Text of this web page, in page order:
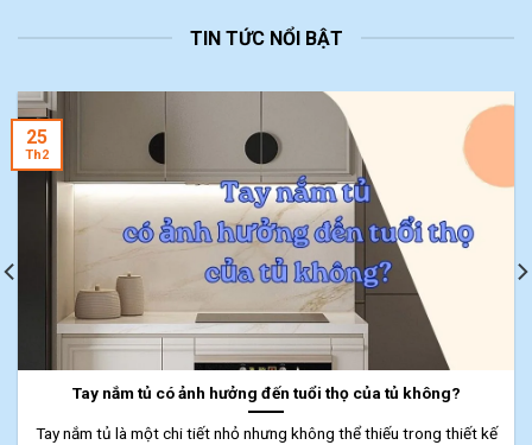
TIN TỨC NỔI BẬT
Tay nắm tủ có ảnh hưởng đến tuổi thọ của tủ không?
Tay nắm tủ là một chi tiết nhỏ nhưng không thể thiếu trong thiết kế
25
Th2